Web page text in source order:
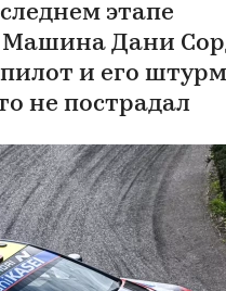
этапе
Машина Дани
пилот и его
не пострадал